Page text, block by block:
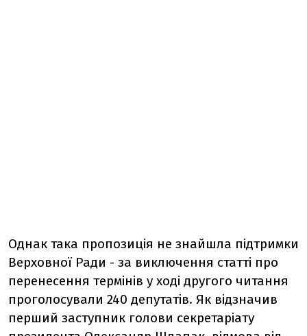
Однак така пропозиція не знайшла підтримки
Верховної Ради - за виключення статті про
перенесення термінів у ході другого читання
проголосували 240 депутатів. Як відзначив
перший заступник голови секретаріату